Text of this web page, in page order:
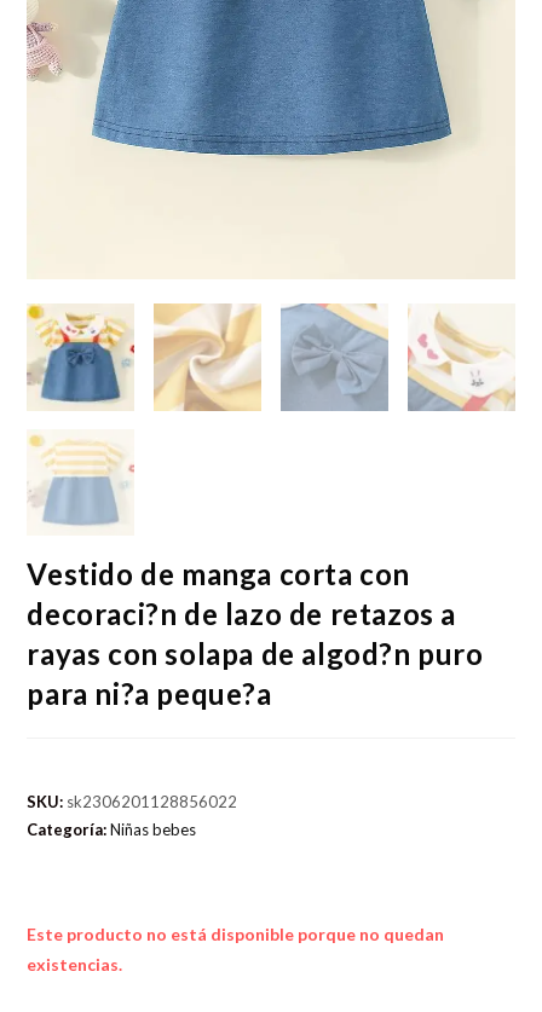
Vestido de manga corta con
decoraci?n de lazo de retazos a
rayas con solapa de algod?n puro
para ni?a peque?a
SKU: sk2306201128856022
Categoría:Niñas bebes
Este producto no está disponible porque no quedan
existencias.